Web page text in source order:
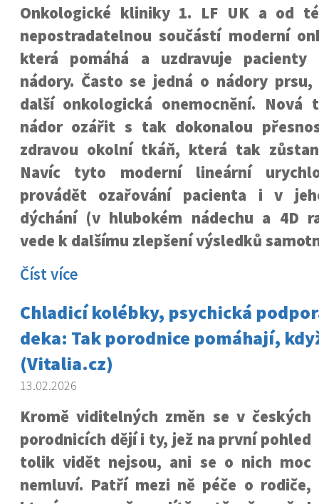
Onkologické kliniky 1. LF UK a od
nepostradatelnou součástí moderní
která pomáhá a uzdravuje pacienty
nádory. Často se jedná o nádory
další onkologická onemocnění. Nová
nádor ozářit s tak dokonalou
zdravou okolní tkáň, která tak
Navíc tyto moderní lineární
provádět ozařování pacienta i v
dýchání (v hlubokém nádechu a 4D
vede k dalšímu zlepšení výsledků
Číst více
Chladicí kolébky, psychická
deka: Tak porodnice pomáhají,
(Vitalia.cz)
13.02.2026
Kromě viditelných změn se v českých
porodnicích dějí i ty, jež na první pohled
tolik vidět nejsou, ani se o nich moc
nemluví. Patří mezi ně péče o rodiče,